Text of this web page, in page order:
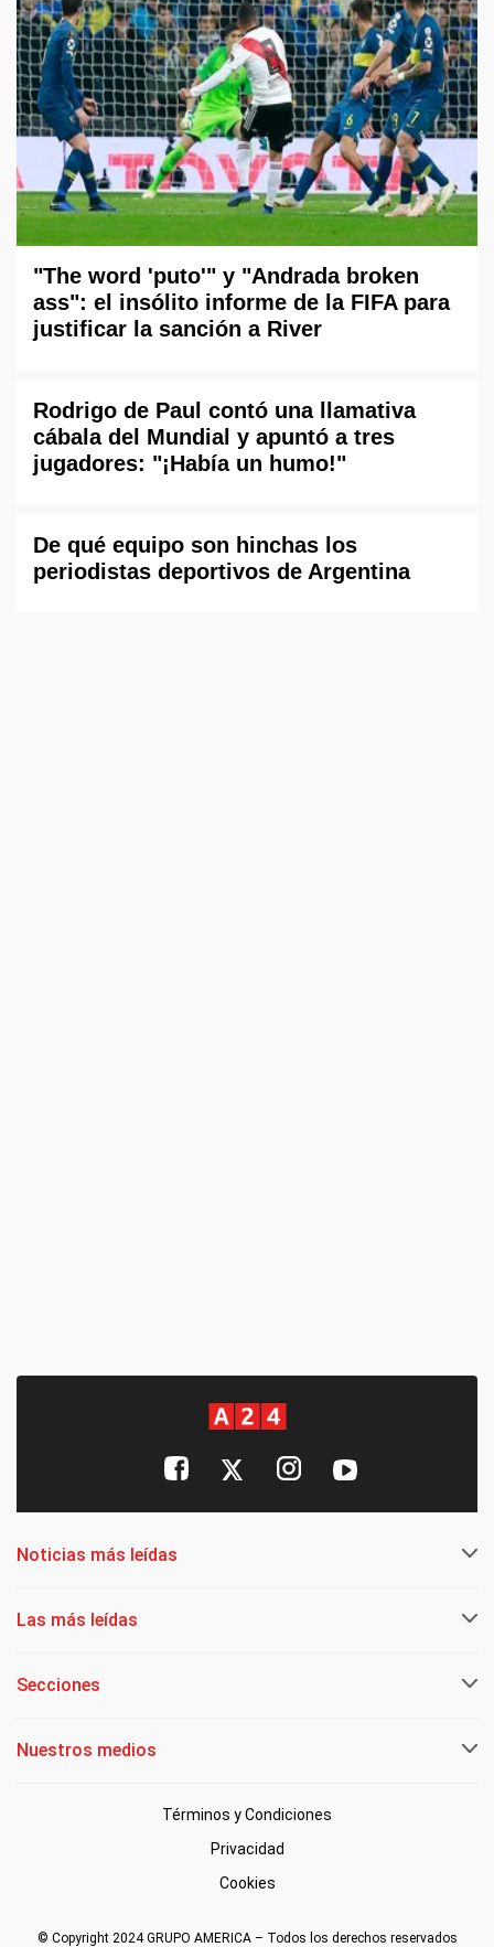
"The word 'puto'" y "Andrada broken
ass": el insólito informe de la FIFA para
justificar la sanción a River
Rodrigo de Paul contó una llamativa
cábala del Mundial y apuntó a tres
jugadores: "¡Había un humo!"
De qué equipo son hinchas los
periodistas deportivos de Argentina
Noticias más leídas
Las más leídas
Secciones
Nuestros medios
Términos y Condiciones
Privacidad
Cookies
© Copyright 2024 GRUPO AMERICA – Todos los derechos reservados